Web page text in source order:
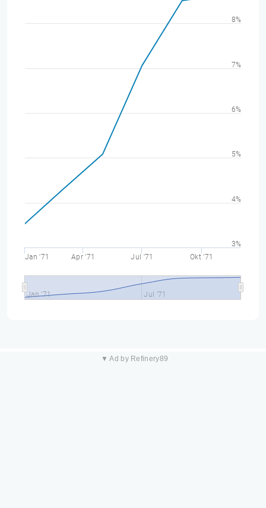
Jan '71 Apr '71 Jul '71 Okt '71
Jan '71 Jul '71
3%
4%
5%
6%
7%
8%
▼ Ad by Refinery89